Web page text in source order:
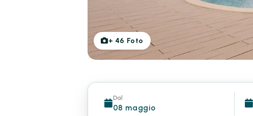
+ 46 Foto
Dal
08 maggio